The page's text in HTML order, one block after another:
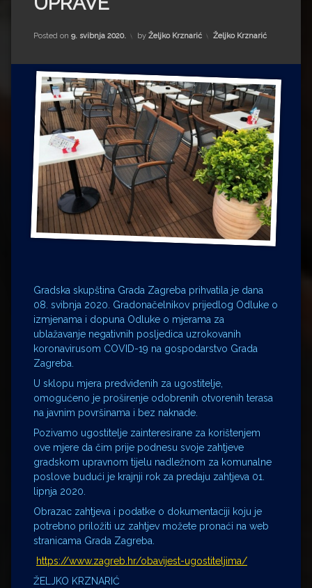
Impressum
Milenko Strižak
Drugi autori
Drugi autori
Matea Andrić
Ljiljana Lekanić-Kljaić
Željko Krznarić
Mario Lovreković
Miroslav Šantek
Posted on 9. svibnja 2020. by Željko Krznarić Kategorije:
Željko Krznarić
Gradska skupština Grada Zagreba prihvatila je dana
08. svibnja 2020. Gradonačelnikov prijedlog Odluke o
izmjenama i dopuna Odluke o mjerama za
ublažavanje negativnih posljedica uzrokovanih
koronavirusom COVID-19 na gospodarstvo Grada
Zagreba.
U sklopu mjera predviđenih za ugostitelje,
omogućeno je proširenje odobrenih otvorenih terasa
na javnim površinama i bez naknade.
Pozivamo ugostitelje zainteresirane za korištenjem
ove mjere da čim prije podnesu svoje zahtjeve
gradskom upravnom tijelu nadležnom za komunalne
poslove budući je krajnji rok za predaju zahtjeva 01.
lipnja 2020.
Obrazac zahtjeva i podatke o dokumentaciji koju je
potrebno priložiti uz zahtjev možete pronaći na web
stranicama Grada Zagreba.
https://www.zagreb.hr/obavijest-ugostiteljima/
ŽELJKO KRZNARIĆ